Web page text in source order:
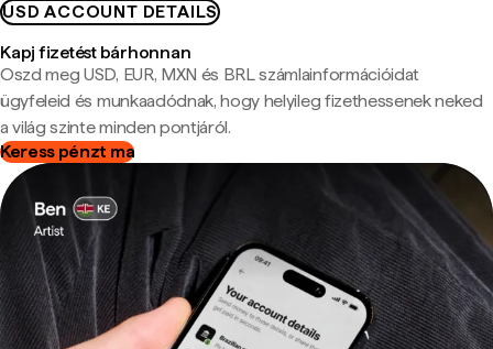
USD ACCOUNT DETAILS
Kapj fizetést bárhonnan
Oszd meg USD, EUR, MXN és BRL számlainformációidat
ügyfeleid és munkaadódnak, hogy helyileg fizethessenek neked
a világ szinte minden pontjáról.
Keress pénzt ma